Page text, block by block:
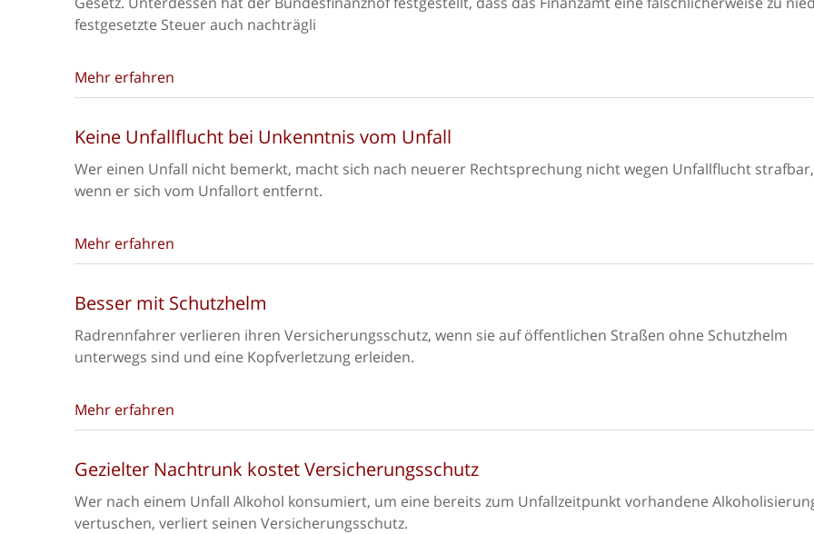
festgesetzte Steuer auch nachträgli
Mehr erfahren
Keine Unfallflucht bei Unkenntnis vom Unfall
Wer einen Unfall nicht bemerkt, macht sich nach neuerer Rechtsprechung nicht wegen Unfallflucht strafbar,
wenn er sich vom Unfallort entfernt.
Mehr erfahren
Besser mit Schutzhelm
Radrennfahrer verlieren ihren Versicherungsschutz, wenn sie auf öffentlichen Straßen ohne Schutzhelm
unterwegs sind und eine Kopfverletzung erleiden.
Mehr erfahren
Gezielter Nachtrunk kostet Versicherungsschutz
Wer nach einem Unfall Alkohol konsumiert, um eine bereits zum Unfallzeitpunkt vorhandene
vertuschen, verliert seinen Versicherungsschutz.